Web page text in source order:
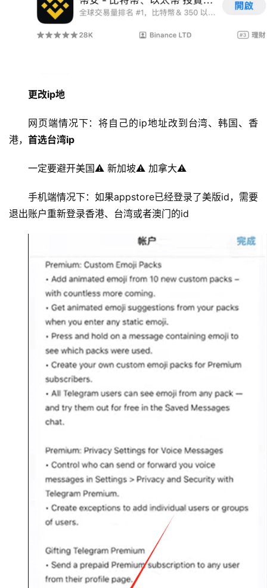
更改ip地
网页端情况下：将自己的ip地址改到台湾、韩国、香
港， 首选台湾ip
一定要避开美国⚠️ 新加坡⚠️ 加拿大⚠️
手机端情况下：如果appstore已经登录了美版id，需要
退出账户重新登录香港、台湾或者澳门的id